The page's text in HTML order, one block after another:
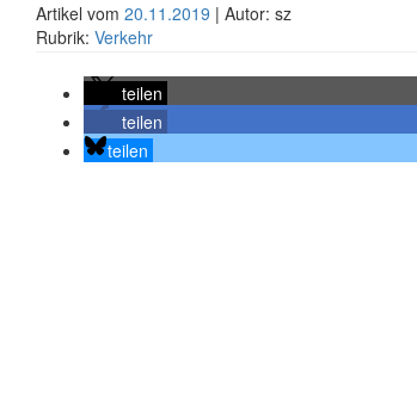
Artikel vom 20.11.2019 | Autor: sz
Rubrik: Verkehr
teilen
teilen
teilen